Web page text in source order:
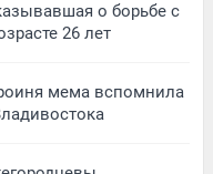
о борьбе с
26 лет
мема вспомнила